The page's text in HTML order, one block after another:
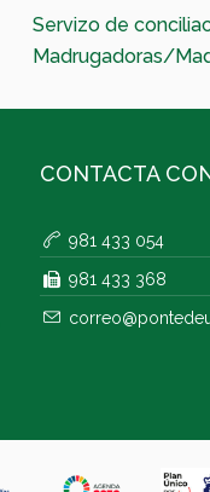
Servizo de
Madrugadoras/
CONTACTA
981 433 054
981 433 368